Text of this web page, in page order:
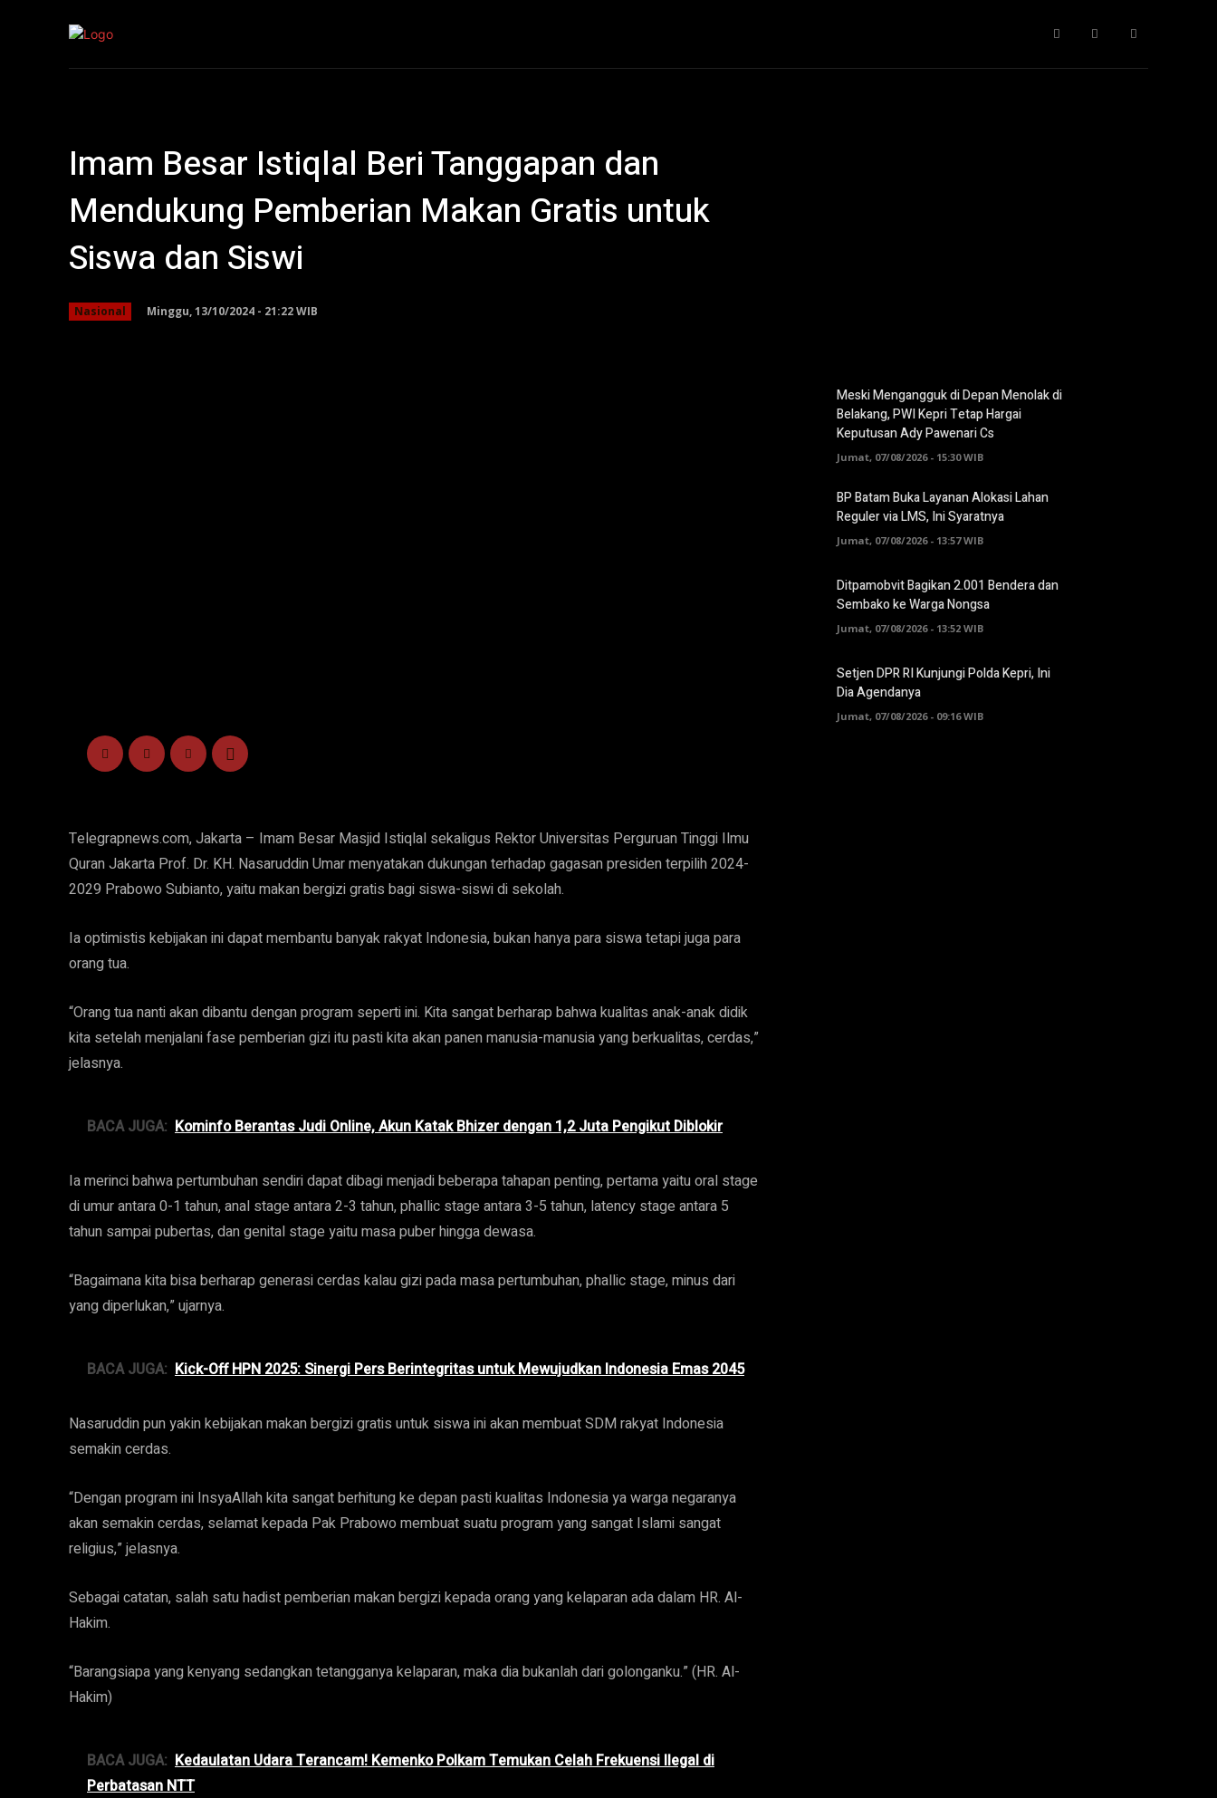
Pendidikan More
Imam Besar Istiqlal Beri Tanggapan dan
Mendukung Pemberian Makan Gratis untuk
Siswa dan Siswi
Nasional Minggu, 13/10/2024 - 21:22 WIB
Telegrapnews.com, Jakarta – Imam Besar Masjid Istiqlal sekaligus Rektor Universitas Perguruan Tinggi Ilmu
Quran Jakarta Prof. Dr. KH. Nasaruddin Umar menyatakan dukungan terhadap gagasan presiden terpilih 2024-
2029 Prabowo Subianto, yaitu makan bergizi gratis bagi siswa-siswi di sekolah.
Ia optimistis kebijakan ini dapat membantu banyak rakyat Indonesia, bukan hanya para siswa tetapi juga para
orang tua.
“Orang tua nanti akan dibantu dengan program seperti ini. Kita sangat berharap bahwa kualitas anak-anak didik
kita setelah menjalani fase pemberian gizi itu pasti kita akan panen manusia-manusia yang berkualitas, cerdas,”
jelasnya.
BACA JUGA: Kominfo Berantas Judi Online, Akun Katak Bhizer dengan 1,2 Juta Pengikut Diblokir
Ia merinci bahwa pertumbuhan sendiri dapat dibagi menjadi beberapa tahapan penting, pertama yaitu oral stage
di umur antara 0-1 tahun, anal stage antara 2-3 tahun, phallic stage antara 3-5 tahun, latency stage antara 5
tahun sampai pubertas, dan genital stage yaitu masa puber hingga dewasa.
“Bagaimana kita bisa berharap generasi cerdas kalau gizi pada masa pertumbuhan, phallic stage, minus dari
yang diperlukan,” ujarnya.
BACA JUGA: Kick-Off HPN 2025: Sinergi Pers Berintegritas untuk Mewujudkan Indonesia Emas 2045
Nasaruddin pun yakin kebijakan makan bergizi gratis untuk siswa ini akan membuat SDM rakyat Indonesia
semakin cerdas.
“Dengan program ini InsyaAllah kita sangat berhitung ke depan pasti kualitas Indonesia ya warga negaranya
akan semakin cerdas, selamat kepada Pak Prabowo membuat suatu program yang sangat Islami sangat
religius,” jelasnya.
Sebagai catatan, salah satu hadist pemberian makan bergizi kepada orang yang kelaparan ada dalam HR. Al-
Hakim.
“Barangsiapa yang kenyang sedangkan tetangganya kelaparan, maka dia bukanlah dari golonganku.” (HR. Al-
Hakim)
BACA JUGA: Kedaulatan Udara Terancam! Kemenko Polkam Temukan Celah Frekuensi Ilegal di
Perbatasan NTT
Meski Mengangguk di Depan Menolak di
Belakang, PWI Kepri Tetap Hargai
Keputusan Ady Pawenari Cs
Jumat, 07/08/2026 - 15:30 WIB
BP Batam Buka Layanan Alokasi Lahan
Reguler via LMS, Ini Syaratnya
Jumat, 07/08/2026 - 13:57 WIB
Ditpamobvit Bagikan 2.001 Bendera dan
Sembako ke Warga Nongsa
Jumat, 07/08/2026 - 13:52 WIB
Setjen DPR RI Kunjungi Polda Kepri, Ini
Dia Agendanya
Jumat, 07/08/2026 - 09:16 WIB